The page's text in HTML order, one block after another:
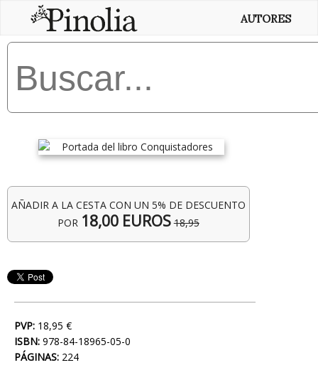
AUTORES
AÑADIR A LA CESTA CON UN 5% DE DESCUENTO
POR 18,00 EUROS 18,95
PVP: 18,95 €
ISBN: 978-84-18965-05-0
PÁGINAS: 224